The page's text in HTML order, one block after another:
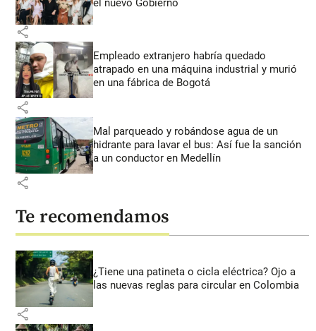
el nuevo Gobierno
share
Empleado extranjero habría quedado
atrapado en una máquina industrial y murió
en una fábrica de Bogotá
share
Mal parqueado y robándose agua de un
hidrante para lavar el bus: Así fue la sanción
a un conductor en Medellín
share
Te recomendamos
¿Tiene una patineta o cicla eléctrica? Ojo a
las nuevas reglas para circular en Colombia
share